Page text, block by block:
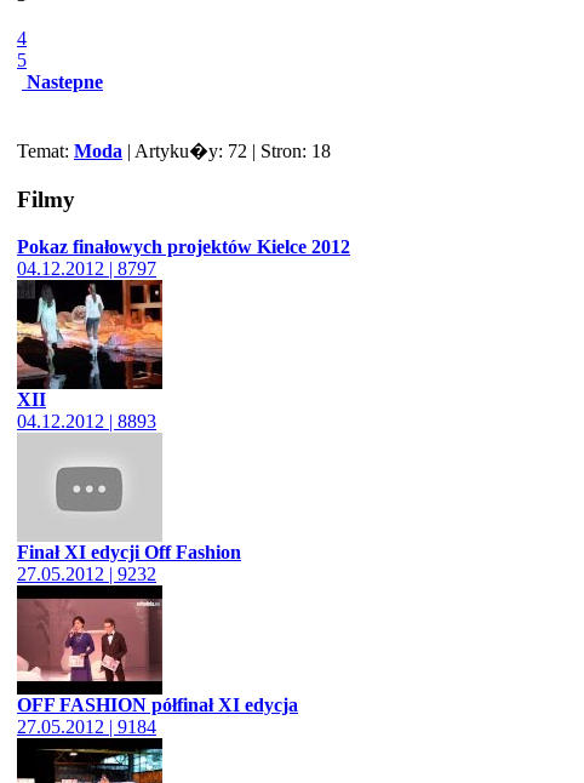
4
5
Nastepne
Temat: Moda | Artyku�y: 72 | Stron: 18
Filmy
Pokaz finałowych projektów Kielce 2012
04.12.2012 | 8797
XII
04.12.2012 | 8893
Finał XI edycji Off Fashion
27.05.2012 | 9232
OFF FASHION półfinał XI edycja
27.05.2012 | 9184